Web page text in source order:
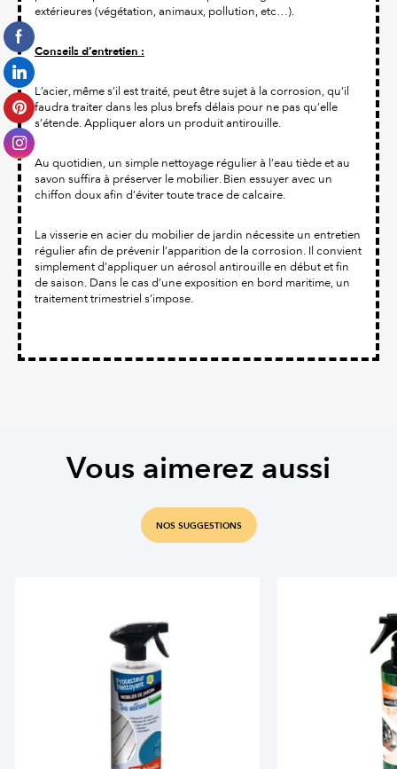
extérieures (végétation, animaux, pollution, etc…).
Conseils d’entretien :
L’acier, même s’il est traité, peut être sujet à la corrosion, qu’il
faudra traiter dans les plus brefs délais pour ne pas qu’elle
s’étende. Appliquer alors un produit antirouille.
Au quotidien, un simple nettoyage régulier à l’eau tiède et au
savon suffira à préserver le mobilier. Bien essuyer avec un
chiffon doux afin d’éviter toute trace de calcaire.
La visserie en acier du mobilier de jardin nécessite un entretien
régulier afin de prévenir l’apparition de la corrosion. Il convient
simplement d’appliquer un aérosol antirouille en début et fin
de saison. Dans le cas d’une exposition en bord maritime, un
traitement trimestriel s’impose.
Vous aimerez aussi
NOS SUGGESTIONS